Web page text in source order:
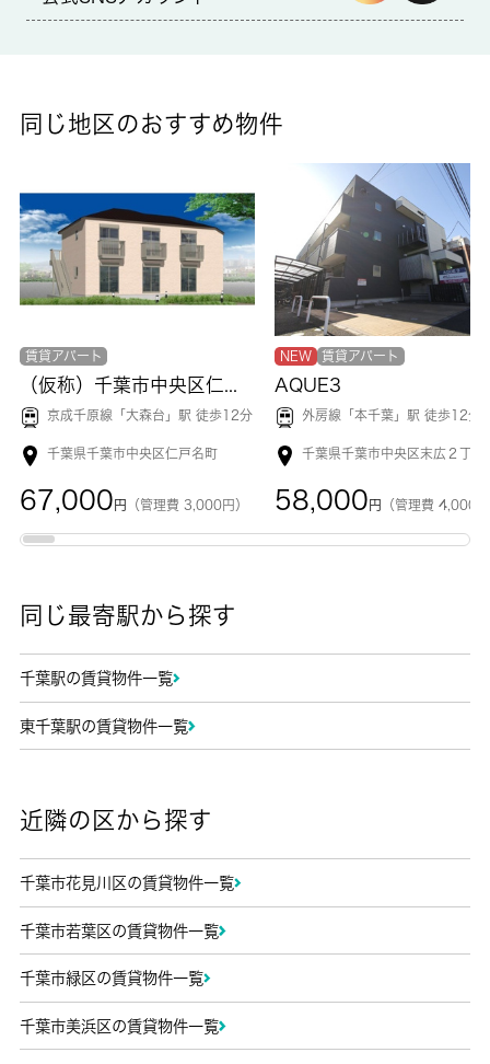
はいかがでしょう。きっとお客様のライフスタイルに合った暮ら
同じ地区のおすすめ物件
賃貸アパート
京成千原線「 大森台 」駅 徒歩12分
千葉県千葉市中央区仁戸名町
67,000 円 （管理費 3,000円）
NEW 賃貸アパート
AQUE3
外房線「本千葉 」駅 徒歩12分
千葉県千葉市中央区末広２丁目
58,000 円 （管理費 4,000
同じ最寄駅から探す
千葉駅の賃貸物件一覧
東千葉駅の賃貸物件一覧
近隣の区から探す
千葉市花見川区の賃貸物件一覧
千葉市若葉区の賃貸物件一覧
千葉市緑区の賃貸物件一覧
千葉市美浜区の賃貸物件一覧